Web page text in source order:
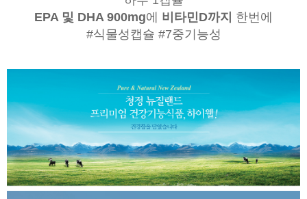
EPA 및 DHA 900mg에 비타민D까지 한번에
#식물성캡슐 #7중기능성